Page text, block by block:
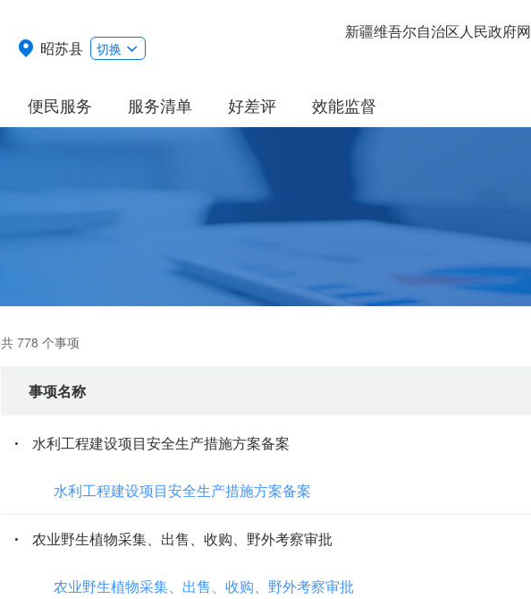
昭苏县 切换
新疆维吾尔自治区人民政府网
便民服务 服务清单 好差评 效能监督
共 778 个事项
事项名称
水利工程建设项目安全生产措施方案备案
水利工程建设项目安全生产措施方案备案
农业野生植物采集、出售、收购、野外考察审批
农业野生植物采集、出售、收购、野外考察审批